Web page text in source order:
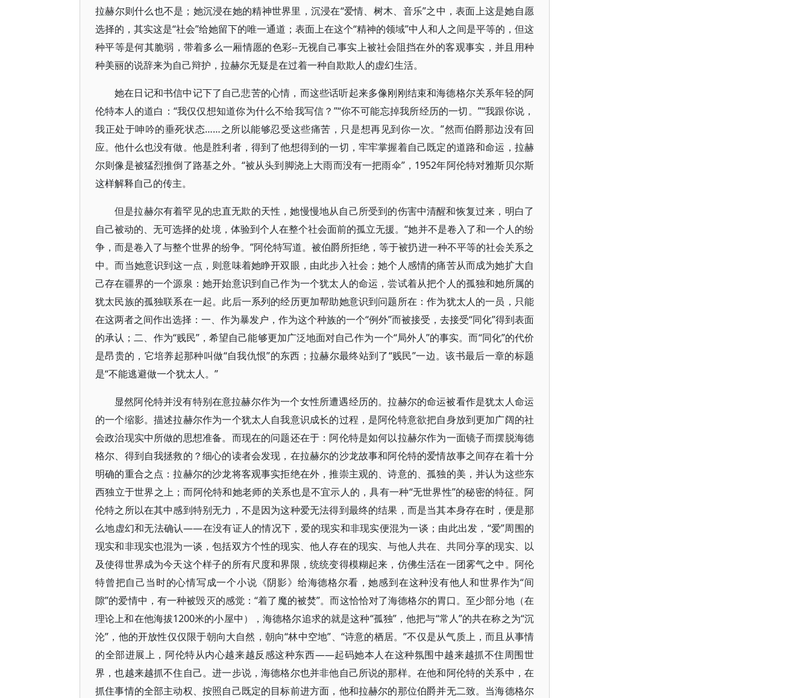
拉赫尔则什么也不是；她沉浸在她的精神世界里，沉浸在“爱情、树木、音乐”之中，表面上这是她自愿
选择的，其实这是“社会”给她留下的唯一通道；表面上在这个“精神的领域”中人和人之间是平等的，但这
种平等是何其脆弱，带着多么一厢情愿的色彩--无视自己事实上被社会阻挡在外的客观事实，并且用种
种美丽的说辞来为自己辩护，拉赫尔无疑是在过着一种自欺欺人的虚幻生活。
她在日记和书信中记下了自己悲苦的心情，而这些话听起来多像刚刚结束和海德格尔关系年轻的阿
伦特本人的道白：“我仅仅想知道你为什么不给我写信？”“你不可能忘掉我所经历的一切。”“我跟你说，
我正处于呻吟的垂死状态……之所以能够忍受这些痛苦，只是想再见到你一次。”然而伯爵那边没有回
应。他什么也没有做。他是胜利者，得到了他想得到的一切，牢牢掌握着自己既定的道路和命运，拉赫
尔则像是被猛烈推倒了路基之外。“被从头到脚浇上大雨而没有一把雨伞”，1952年阿伦特对雅斯贝尔斯
这样解释自己的传主。
但是拉赫尔有着罕见的忠直无欺的天性，她慢慢地从自己所受到的伤害中清醒和恢复过来，明白了
自己被动的、无可选择的处境，体验到个人在整个社会面前的孤立无援。“她并不是卷入了和一个人的纷
争，而是卷入了与整个世界的纷争。”阿伦特写道。被伯爵所拒绝，等于被扔进一种不平等的社会关系之
中。而当她意识到这一点，则意味着她睁开双眼，由此步入社会；她个人感情的痛苦从而成为她扩大自
己存在疆界的一个源泉：她开始意识到自己作为一个犹太人的命运，尝试着从把个人的孤独和她所属的
犹太民族的孤独联系在一起。此后一系列的经历更加帮助她意识到问题所在：作为犹太人的一员，只能
在这两者之间作出选择：一、作为暴发户，作为这个种族的一个“例外”而被接受，去接受“同化”得到表面
的承认；二、作为“贱民”，希望自己能够更加广泛地面对自己作为一个“局外人”的事实。而“同化”的代价
是昂贵的，它培养起那种叫做“自我仇恨”的东西；拉赫尔最终站到了“贱民”一边。该书最后一章的标题
是“不能逃避做一个犹太人。”
显然阿伦特并没有特别在意拉赫尔作为一个女性所遭遇经历的。拉赫尔的命运被看作是犹太人命运
的一个缩影。描述拉赫尔作为一个犹太人自我意识成长的过程，是阿伦特意欲把自身放到更加广阔的社
会政治现实中所做的思想准备。而现在的问题还在于：阿伦特是如何以拉赫尔作为一面镜子而摆脱海德
格尔、得到自我拯救的？细心的读者会发现，在拉赫尔的沙龙故事和阿伦特的爱情故事之间存在着十分
明确的重合之点：拉赫尔的沙龙将客观事实拒绝在外，推崇主观的、诗意的、孤独的美，并认为这些东
西独立于世界之上；而阿伦特和她老师的关系也是不宜示人的，具有一种“无世界性”的秘密的特征。阿
伦特之所以在其中感到特别无力，不是因为这种爱无法得到最终的结果，而是当其本身存在时，便是那
么地虚幻和无法确认——在没有证人的情况下，爱的现实和非现实便混为一谈；由此出发，“爱”周围的
现实和非现实也混为一谈，包括双方个性的现实、他人存在的现实、与他人共在、共同分享的现实、以
及使得世界成为今天这个样子的所有尺度和界限，统统变得模糊起来，仿佛生活在一团雾气之中。阿伦
特曾把自己当时的心情写成一个小说《阴影》给海德格尔看，她感到在这种没有他人和世界作为“间
隙”的爱情中，有一种被毁灭的感觉：“着了魔的被焚”。而这恰恰对了海德格尔的胃口。至少部分地（在
理论上和在他海拔1200米的小屋中），海德格尔追求的就是这种“孤独”，他把与“常人”的共在称之为“沉
沦”，他的开放性仅仅限于朝向大自然，朝向“林中空地”、“诗意的栖居。”不仅是从气质上，而且从事情
的全部进展上，阿伦特从内心越来越反感这种东西——起码她本人在这种氛围中越来越抓不住周围世
界，也越来越抓不住自己。进一步说，海德格尔也并非他自己所说的那样。在他和阿伦特的关系中，在
抓住事情的全部主动权、按照自己既定的目标前进方面，他和拉赫尔的那位伯爵并无二致。当海德格尔